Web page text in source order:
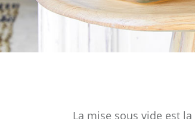
La mise sous vide est la